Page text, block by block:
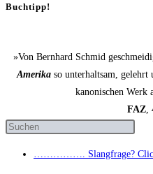
Buchtipp!
»Von Bernhard Schmid
Amerika so unterhaltsam,
kanonischen Werk
FAZ,
……………. Slang­fra­ge?